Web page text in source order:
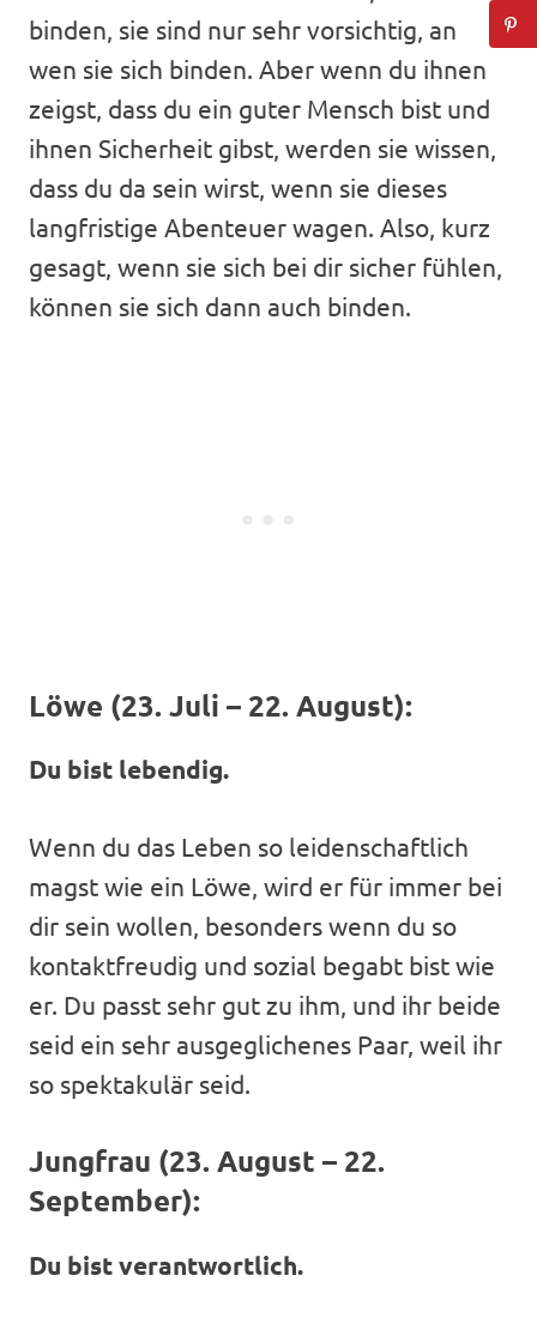
binden, sie sind nur sehr vorsichtig, an
wen sie sich binden. Aber wenn du ihnen
zeigst, dass du ein guter Mensch bist und
ihnen Sicherheit gibst, werden sie wissen,
dass du da sein wirst, wenn sie dieses
langfristige Abenteuer wagen. Also, kurz
gesagt, wenn sie sich bei dir sicher fühlen,
können sie sich dann auch binden.
Löwe (23. Juli – 22. August):
Du bist lebendig.
Wenn du das Leben so leidenschaftlich
magst wie ein Löwe, wird er für immer bei
dir sein wollen, besonders wenn du so
kontaktfreudig und sozial begabt bist wie
er. Du passt sehr gut zu ihm, und ihr beide
seid ein sehr ausgeglichenes Paar, weil ihr
so spektakulär seid.
Jungfrau (23. August – 22.
September):
Du bist verantwortlich.